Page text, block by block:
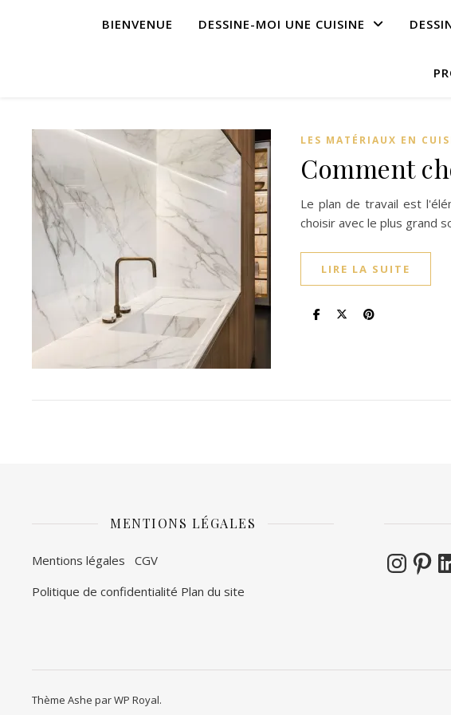
BIENVENUE DESSINE-MOI UNE CUISINE
LES MATÉRIAUX EN
Comment
Le plan de travail est
choisir avec le plus grand
LIRE LA SUITE
MENTIONS LÉGALES
Mentions légales CGV
Politique de confidentialité Plan du site
Instagram
Thème Ashe parWP Royal.